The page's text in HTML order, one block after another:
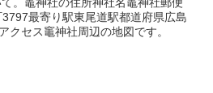
最寄り駅東尾道駅都道府県広島
クセス竈神社周辺の地図です。